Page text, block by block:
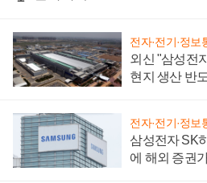
전자·전기·정보
외신 "삼성전
현지 생산 반
전자·전기·정보
삼성전자 SK
에 해외 증권